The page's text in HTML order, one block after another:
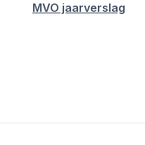
MVO jaarverslag